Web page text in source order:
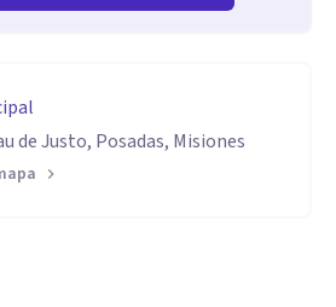
de Justo, Posadas, Misiones